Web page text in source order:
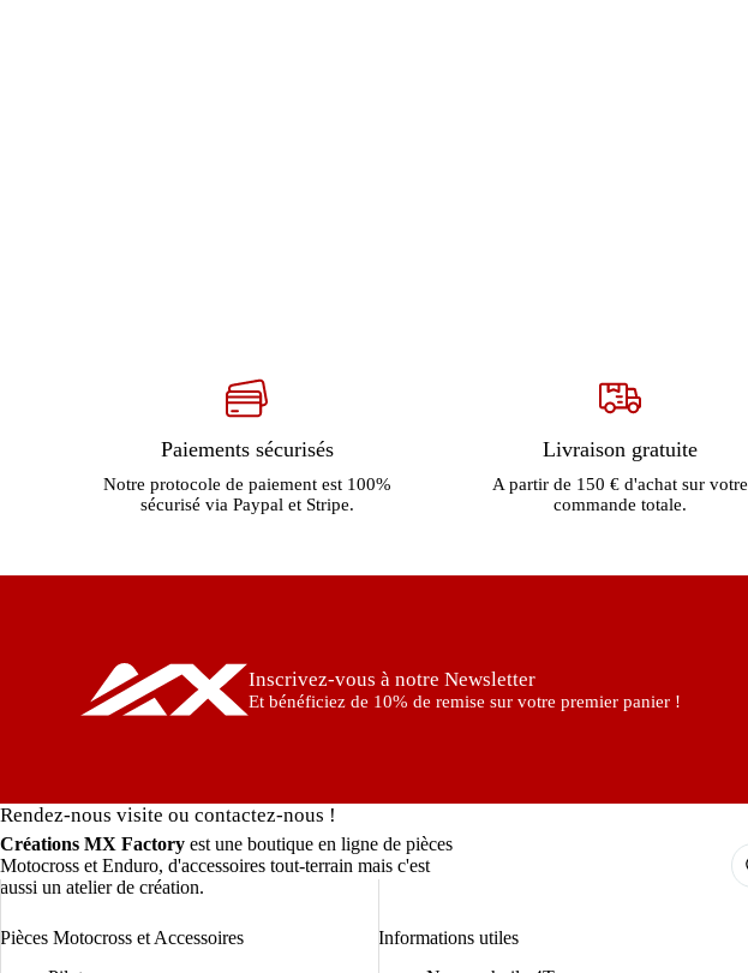
Paiements sécurisés
Notre protocole de paiement est 100%
sécurisé via Paypal et Stripe.
Livraison gratuite
A partir de 150 € d'achat sur votre
commande totale.
Inscrivez-vous à notre Newsletter
Et bénéficiez de 10% de remise sur votre premier panier !
Rendez-nous visite ou contactez-nous !
Créations MX Factory est une boutique en ligne de pièces
Motocross et Enduro, d'accessoires tout-terrain mais c'est
aussi un atelier de création.
Pièces Motocross et Accessoires
Informations utiles